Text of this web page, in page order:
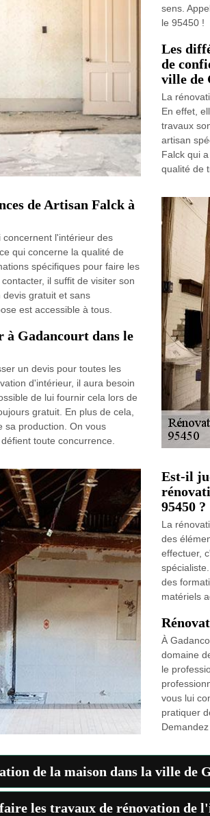
sens.
le 95450 !
Les
de
ville de
La
En effet,
travaux
artisan
Falck qui
qualité de
de Artisan Falck à
l'intérieur des
qui concerne la qualité de
spécifiques pour faire les
il suffit de visiter son
gratuit et sans
est accessible à tous.
Gadancourt dans le
un devis pour toutes les
d'intérieur, il aura besoin
de lui fournir cela lors de
gratuit. En plus de cela,
sa production. On vous
toute concurrence.
Est-il
95450 ?
La
des
effectuer,
des
matériels
À
domaine
le
vous lui
pratiquer
de la maison dans la ville de
les travaux de rénovation de